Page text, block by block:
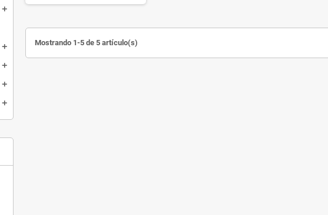
add
add
add
add
add
Mostrando 1-5 de 5 artículo(s)